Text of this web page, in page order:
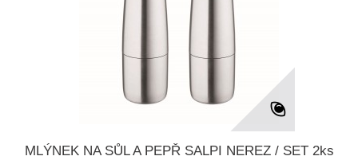
MLÝNEK NA SŮL A PEPŘ SALPI NEREZ / SET 2ks